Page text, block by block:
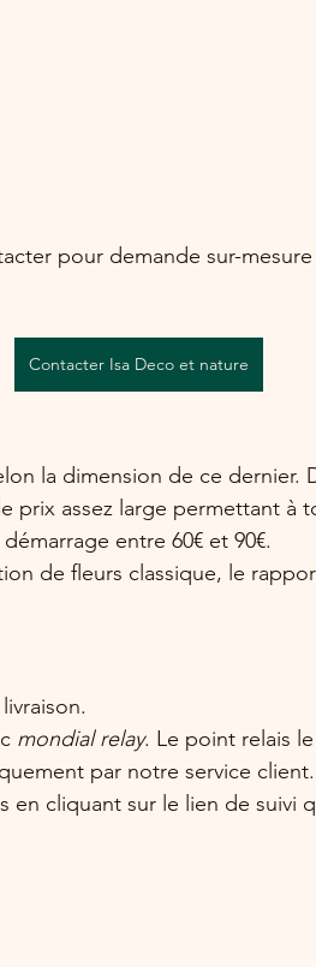
pour demande sur-
Contacter Isa Deco et nature
la dimension de ce dernier.
prix assez large permettant à
entre 60€ et 90€.
de fleurs classique, le
mondial relay. Le point relais
par notre service
en cliquant sur le lien de suivi